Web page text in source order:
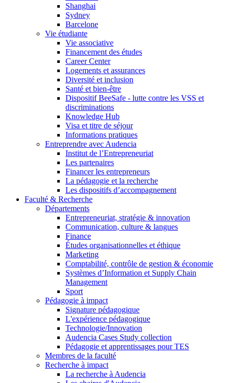
Shanghai
Sydney
Barcelone
Vie étudiante
Vie associative
Financement des études
Career Center
Logements et assurances
Diversité et inclusion
Santé et bien-être
Dispositif BeeSafe - lutte contre les VSS et
discriminations
Knowledge Hub
Visa et titre de séjour
Informations pratiques
Entreprendre avec Audencia
Institut de l’Entrepreneuriat
Les partenaires
Financer les entrepreneurs
La pédagogie et la recherche
Les dispositifs d’accompagnement
Faculté & Recherche
Départements
Entrepreneuriat, stratégie & innovation
Communication, culture & langues
Finance
Études organisationnelles et éthique
Marketing
Comptabilité, contrôle de gestion & économie
Systèmes d’Information et Supply Chain
Management
Sport
Pédagogie à impact
Signature pédagogique
L'expérience pédagogique
Technologie/Innovation
Audencia Cases Study collection
Pédagogie et apprentissages pour TES
Membres de la faculté
Recherche à impact
La recherche à Audencia